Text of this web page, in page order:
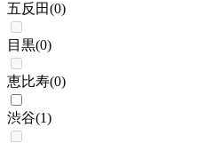
五反田(0)
目黒(0)
恵比寿(0)
渋谷(1)